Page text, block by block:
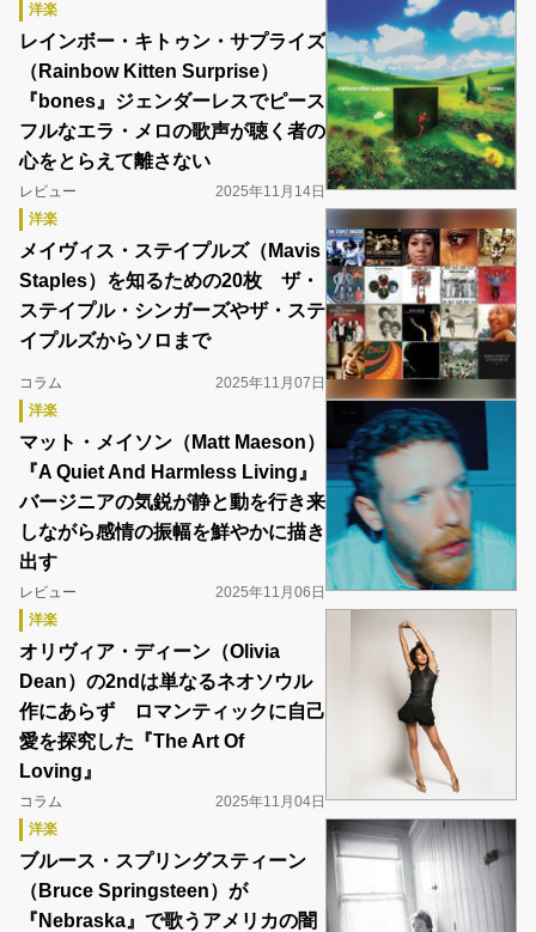
洋楽
レインボー・キトゥン・サプライズ
（Rainbow Kitten Surprise）
『bones』ジェンダーレスでピース
フルなエラ・メロの歌声が聴く者の
心をとらえて離さない
レビュー
2025年11月14日
洋楽
メイヴィス・ステイプルズ（Mavis
Staples）を知るための20枚 ザ・
ステイプル・シンガーズやザ・ステ
イプルズからソロまで
コラム
2025年11月07日
洋楽
マット・メイソン（Matt Maeson）
『A Quiet And Harmless Living』
バージニアの気鋭が静と動を行き来
しながら感情の振幅を鮮やかに描き
出す
レビュー
2025年11月06日
洋楽
オリヴィア・ディーン（Olivia
Dean）の2ndは単なるネオソウル
作にあらず ロマンティックに自己
愛を探究した『The Art Of
Loving』
コラム
2025年11月04日
洋楽
ブルース・スプリングスティーン
（Bruce Springsteen）が
『Nebraska』で歌うアメリカの闇